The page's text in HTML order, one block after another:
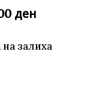
нефикција
ден
залиха